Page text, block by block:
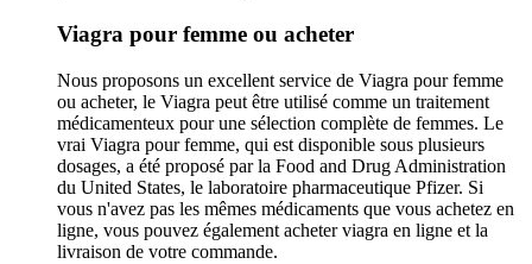
Viagra pour femme ou acheter
Nous proposons un excellent service de Viagra pour femme
ou acheter, le Viagra peut être utilisé comme un traitement
médicamenteux pour une sélection complète de femmes. Le
vrai Viagra pour femme, qui est disponible sous plusieurs
dosages, a été proposé par la Food and Drug Administration
du United States, le laboratoire pharmaceutique Pfizer. Si
vous n'avez pas les mêmes médicaments que vous achetez en
ligne, vous pouvez également acheter viagra en ligne et la
livraison de votre commande.